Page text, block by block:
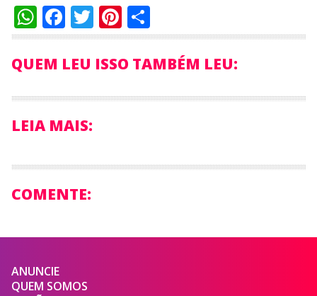
WhatsApp
Facebook
Twitter
Pinterest
Compartilhar
QUEM LEU ISSO TAMBÉM LEU:
LEIA MAIS:
COMENTE:
ANUNCIE
QUEM SOMOS